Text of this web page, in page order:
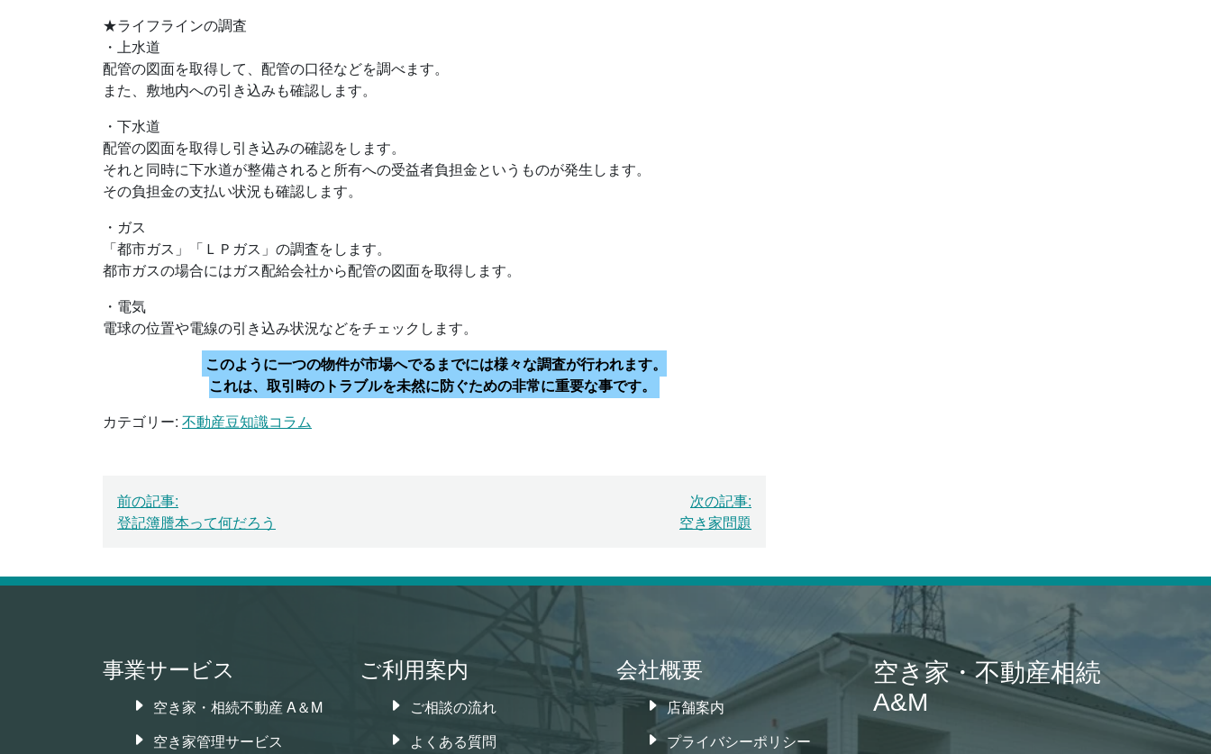
★ライフラインの調査
・上水道
配管の図面を取得して、配管の口径などを調べます。
また、敷地内への引き込みも確認します。
・下水道
配管の図面を取得し引き込みの確認をします。
それと同時に下水道が整備されると所有への受益者負担金というものが発生します。
その負担金の支払い状況も確認します。
・ガス
「都市ガス」「ＬＰガス」の調査をします。
都市ガスの場合にはガス配給会社から配管の図面を取得します。
・電気
電球の位置や電線の引き込み状況などをチェックします。
このように一つの物件が市場へでるまでには様々な調査が行われます。
これは、取引時のトラブルを未然に防ぐための非常に重要な事です。
カテゴリー: 不動産豆知識コラム
稿
ビ
シ
前の記事:
登記簿謄本って何だろう
次の記事:
空き家問題
事業サービス
空き家・相続不動産 A＆M
空き家管理サービス
ご利用案内
ご相談の流れ
よくある質問
会社概要
店舗案内
プライバシーポリシー
空き家・不動産相続
A&M